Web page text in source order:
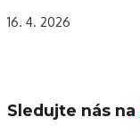
16. 4. 2026
Sledujte nás na